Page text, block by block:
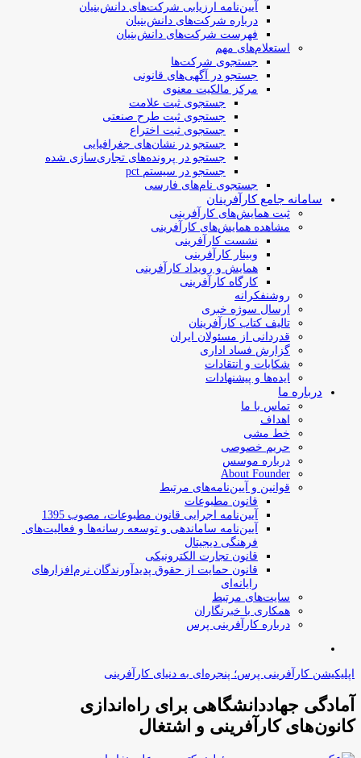
آیین‌نامه ارزیابی شرکت‌های دانش‌بنیان
درباره شرکت‌های دانش‌بنیان
فهرست شرکت‌های دانش‌بنیان
استعلام‌های مهم
جستجوی شرکت‌ها
جستجو در آگهی‌های قانونی
مرکز مالکیت معنوی
جستجوی ثبت علامت
جستجوی ثبت طرح صنعتی
جستجوی ثبت اختراع
جستجو در نشان‌های جغرافیایی
جستجو در پرونده‌های تجاری‌سازی شده
جستجو در سیستم pct
جستجوی نام‌های فارسی
سامانه جامع کارآفرینان
ثبت همایش‌های کارآفرینی
مشاهده همایش‌های کارآفرینی
نشست کارآفرینی
وبینار کارآفرینی
همایش و رویداد کارآفرینی
کارگاه کارآفرینی
روشنفکرانه
ارسال سوژه‌ خبری
تالیف کتاب کارآفرینان
قدردانی از مسئولان ایران
گزارش فساد اداری
شکایات و انتقادات
ایده‌ها و پیشنهادات
درباره ما
تماس با ما
اهداف
خط مشی
حریم خصوصی
درباره موسس
About Founder
قوانین و آیین‌نامه‌های مرتبط
‌قانون مطبوعات
آیین‌نامه اجرایی قانون مطبوعات، مصوب 1395
آیین‌نامه سامان­دهی و توسعه رسانه­‌ها و فعالیت‌­های
فرهنگی دیجیتال
قانون تجارت الکترونیکی
قانون حمایت از حقوق پدیدآورندگان نرم‌افزارهای
رایانه‌ای
سایت‌های مرتبط
همکاری با خبرنگاران
درباره کارآفرینی پرس
اپلیکیشن کارآفرینی پرس؛ پنجره‌ای به دنیای کارآفرینی
آمادگی جهاددانشگاهی برای راه‌اندازی
کانون‌های کارآفرینی و اشتغال